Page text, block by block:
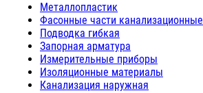
Металлопластик
Фасонные части канализационные
Подводка гибкая
Запорная арматура
Измерительные приборы
Изоляционные материалы
Канализация наружная